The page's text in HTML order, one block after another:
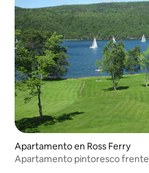
Apartamento en Ross Ferry
Apartamento pintoresco frente